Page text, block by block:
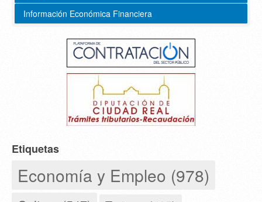
Información Económica Financiera
Etiquetas
Economía y Empleo (978)